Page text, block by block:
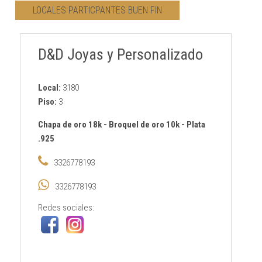
CONTACTO
AVISO PRIVACIDAD
LOCALES PARTICPANTES BUEN FIN
D&D Joyas y Personalizado
Local: 3180
Piso: 3
Chapa de oro 18k- Broquel de oro 10k- Plata
.925
3326778193
3326778193
Redes sociales: